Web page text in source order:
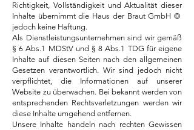
Richtigkeit, Vollständigkeit und Aktualität dieser
Inhalte übernimmt die Haus der Braut GmbH ©
jedoch keine Haftung.
Als Dienstleistungsunternehmen sind wir gemäß
§ 6 Abs.1 MDStV und § 8 Abs.1 TDG für eigene
Inhalte auf diesen Seiten nach den allgemeinen
Gesetzen verantwortlich. Wir sind jedoch nicht
verpflichtet, die Informationen auf unserer
Website zu überwachen. Bei bekannt werden von
entsprechenden Rechtsverletzungen werden wir
diese Inhalte umgehend entfernen.
Unsere Inhalte handeln nach rechten Gewissen